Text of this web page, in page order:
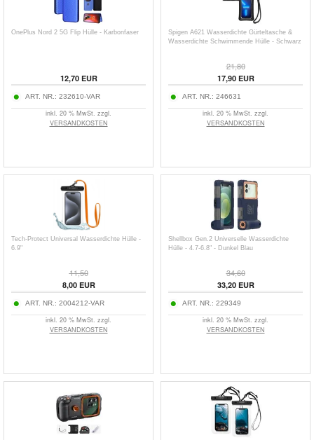
OnePlus Nord 2 5G Flip Hülle - Karbonfaser
12,70EUR
ART. NR.: 232610-VAR
inkl. 20 % MwSt. zzgl.
VERSANDKOSTEN
Spigen A621 Wasserdichte Gürteltasche &
Wasserdichte Schwimmende Hülle - Schwarz
21,80
17,90EUR
ART. NR.: 246631
inkl. 20 % MwSt. zzgl.
VERSANDKOSTEN
Tech-Protect Universal Wasserdichte Hülle -
6.9"
11,50
8,00EUR
ART. NR.: 2004212-VAR
inkl. 20 % MwSt. zzgl.
VERSANDKOSTEN
Shellbox Gen.2 Universelle Wasserdichte
Hülle - 4.7-6.8" - Dunkel Blau
34,60
33,20EUR
ART. NR.: 229349
inkl. 20 % MwSt. zzgl.
VERSANDKOSTEN